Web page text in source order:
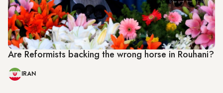
Are Reformists backing the wrong horse in Rouhani?
IRAN